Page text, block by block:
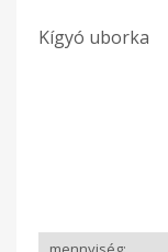
Kígyó uborka